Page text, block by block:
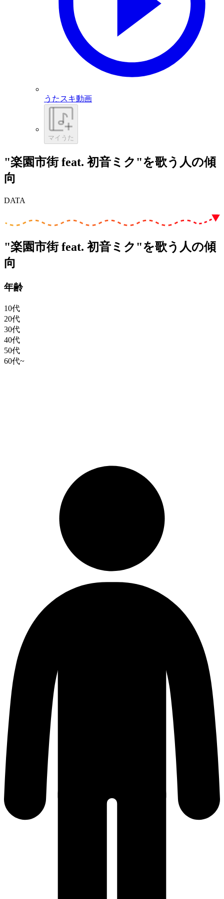
うたスキ動画
マイうた
"楽園市街 feat. 初音ミク"を歌う人の傾
向
DATA
"楽園市街 feat. 初音ミク"を歌う人の傾
向
年齢
10代
20代
30代
40代
50代
60代~